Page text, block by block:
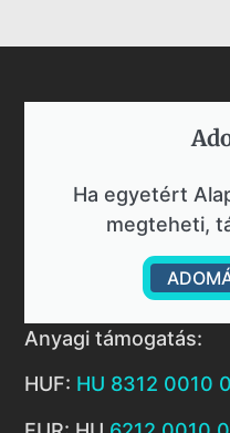
Ha egyetért
megteheti,
Anyagi támogatás:
HUF: HU 8312 0010